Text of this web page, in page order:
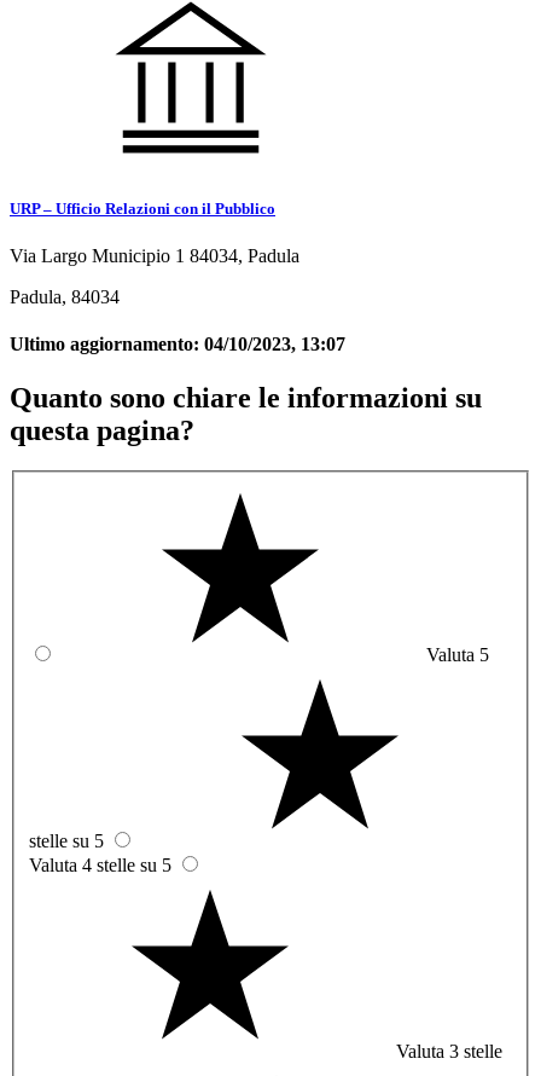
URP – Ufficio Relazioni con il Pubblico
Via Largo Municipio 1 84034, Padula
Padula, 84034
Ultimo aggiornamento: 04/10/2023, 13:07
Quanto sono chiare le informazioni su
questa pagina?
Valuta 5
stelle su 5
Valuta 4 stelle su 5
Valuta 3 stelle